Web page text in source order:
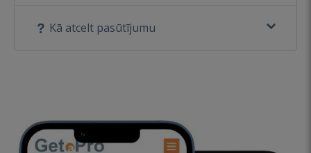
Kā atcelt pasūtījumu